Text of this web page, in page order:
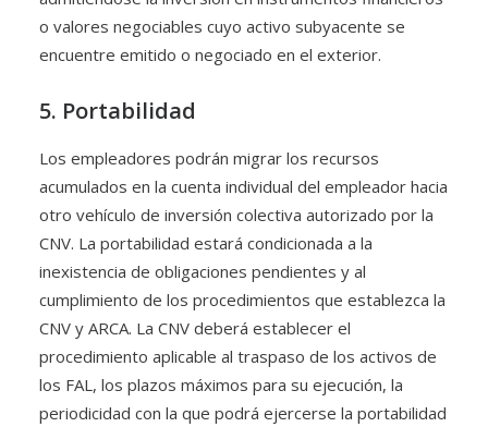
o valores negociables cuyo activo subyacente se
encuentre emitido o negociado en el exterior.
5. Portabilidad
Los empleadores podrán migrar los recursos
acumulados en la cuenta individual del empleador hacia
otro vehículo de inversión colectiva autorizado por la
CNV. La portabilidad estará condicionada a la
inexistencia de obligaciones pendientes y al
cumplimiento de los procedimientos que establezca la
CNV y ARCA. La CNV deberá establecer el
procedimiento aplicable al traspaso de los activos de
los FAL, los plazos máximos para su ejecución, la
periodicidad con la que podrá ejercerse la portabilidad